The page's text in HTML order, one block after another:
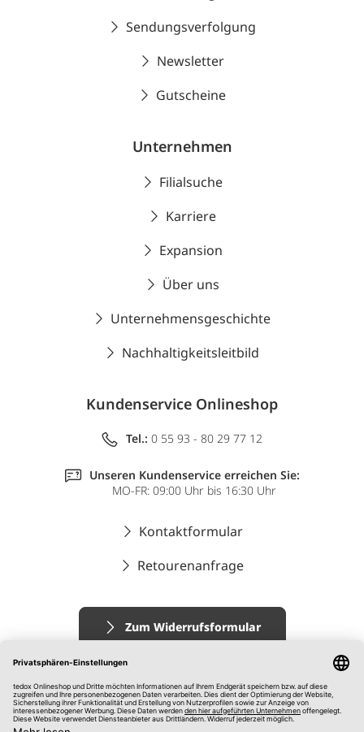
Sendungsverfolgung
Newsletter
Gutscheine
Unternehmen
Filialsuche
Karriere
Expansion
Über uns
Unternehmensgeschichte
Nachhaltigkeitsleitbild
Kundenservice Onlineshop
Tel.: 0 55 93 - 80 29 77 12
Unseren Kundenservice erreichen Sie:
MO-FR: 09:00 Uhr bis 16:30 Uhr
Kontaktformular
Retourenanfrage
Zum Widerrufsformular
Impressum
AGB